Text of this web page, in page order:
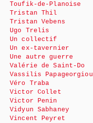
Toufik-de-Planoise
Tristan Thil
Tristan Vebens
Ugo Trelis
Un collectif
Un ex-tavernier
Une autre guerre
Valérie de Saint-Do
Vassilis Papageorgiou
Véro Traba
Victor Collet
Victor Penin
Vidyun Sabhaney
Vincent Peyret